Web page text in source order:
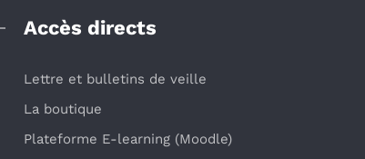
Accès directs
Lettre et bulletins de veille
La boutique
Plateforme E-learning (Moodle)